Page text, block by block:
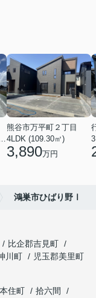
納戸) (111.78㎡)
熊谷市万平町２丁目
4LDK (109.30㎡)
3,890万円
鴻巣市ひばり野Ⅰ
比企郡吉見町
川町
児玉郡美里町
本住町
拾六間